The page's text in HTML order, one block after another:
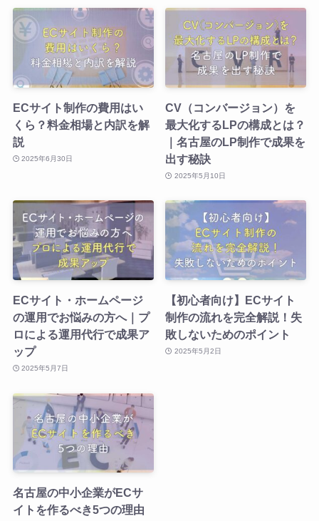
ECサイト制作の費用はい
くら？料金相場と内訳を解
説
2025年6月30日
CV（コンバージョン）を
最大化するLPの構成とは？
｜名古屋のLP制作で成果を
出す秘訣
2025年5月10日
ECサイト・ホームページ
の運用でお悩みの方へ｜プ
ロによる運用代行で成果ア
ップ
2025年5月7日
【初心者向け】ECサイト
制作の流れを完全解説！失
敗しないためのポイント
2025年5月2日
名古屋の中小企業がECサ
イトを作るべき5つの理由